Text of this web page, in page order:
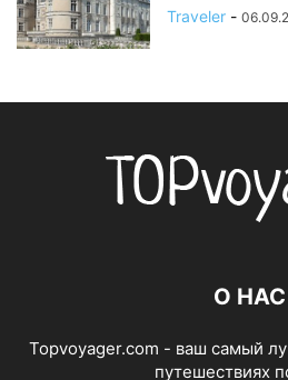
Traveler -
О НАС
Topvoyager.com - ваш самый
путешествиях